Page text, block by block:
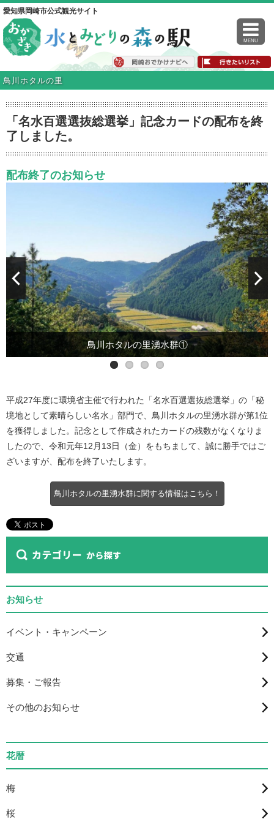
愛知県岡崎市公式観光サイト
MENU
鳥川ホタルの里
「名水百選選抜総選挙」記念カードの配布を終
了しました。
配布終了のお知らせ
鳥川ホタルの里湧水群①
鳥川ホタルの里湧水群②
名水百選カード①
名水百選カード②
平成27年度に環境省主催で行われた「名水百選選抜総選挙」の「秘
境地として素晴らしい名水」部門で、鳥川ホタルの里湧水群が第1位
を獲得しました。記念として作成されたカードの残数がなくなりま
したので、令和元年12月13日（金）をもちまして、誠に勝手ではご
ざいますが、配布を終了いたします。
鳥川ホタルの里湧水群に関する情報はこちら！
お知らせ
イベント・キャンペーン
交通
募集・ご報告
その他のお知らせ
花暦
梅
桜